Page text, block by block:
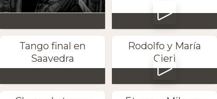
Tango final en
Saavedra
Rodolfo y María
Cieri